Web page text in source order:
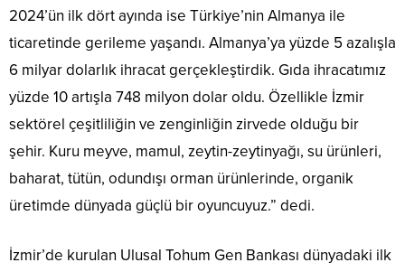
2024’ün ilk dört ayında ise Türkiye’nin Almanya ile
ticaretinde gerileme yaşandı. Almanya’ya yüzde 5 azalışla
6 milyar dolarlık ihracat gerçekleştirdik. Gıda ihracatımız
yüzde 10 artışla 748 milyon dolar oldu. Özellikle İzmir
sektörel çeşitliliğin ve zenginliğin zirvede olduğu bir
şehir. Kuru meyve, mamul, zeytin-zeytinyağı, su ürünleri,
baharat, tütün, odundışı orman ürünlerinde, organik
üretimde dünyada güçlü bir oyuncuyuz.” dedi.
İzmir’de kurulan Ulusal Tohum Gen Bankası dünyadaki ilk